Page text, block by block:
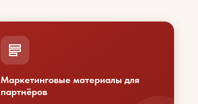
Маркетинговые материалы для
партнёров